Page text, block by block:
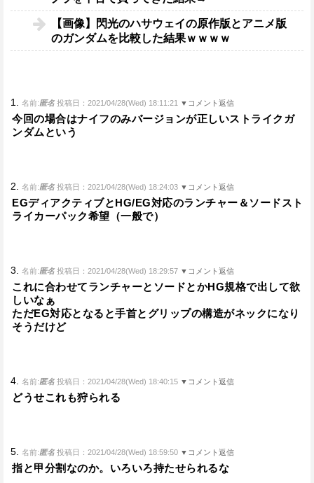
【画像】閃光のハサウェイの原作版とアニメ版
のガンダムを比較した結果ｗｗｗｗ
1. 名前:匿名 投稿日：2021/04/28(Wed) 18:11:21 ▼コメント返信
今回の場合はナイフのみバージョンが正しいストライクガ
ンダムという
2. 名前:匿名 投稿日：2021/04/28(Wed) 18:24:03 ▼コメント返信
EGディアクティブとHG/EG対応のランチャー＆ソードスト
ライカーパック希望（一般で）
3. 名前:匿名 投稿日：2021/04/28(Wed) 18:29:57 ▼コメント返信
これに合わせてランチャーとソードとかHG規格で出して欲
しいなぁ
ただEG対応となると手首とグリップの構造がネックになり
そうだけど
4. 名前:匿名 投稿日：2021/04/28(Wed) 18:40:15 ▼コメント返信
どうせこれも狩られる
5. 名前:匿名 投稿日：2021/04/28(Wed) 18:59:50 ▼コメント返信
指と甲分割なのか。いろいろ持たせられるな